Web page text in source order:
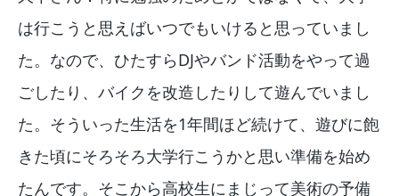
は行こうと思えばいつでもいけると思っていまし
た。なので、ひたすらDJやバンド活動をやって過
ごしたり、バイクを改造したりして遊んでいまし
た。そういった生活を1年間ほど続けて、遊びに飽
きた頃にそろそろ大学行こうかと思い準備を始め
たんです。そこから高校生にまじって美術の予備